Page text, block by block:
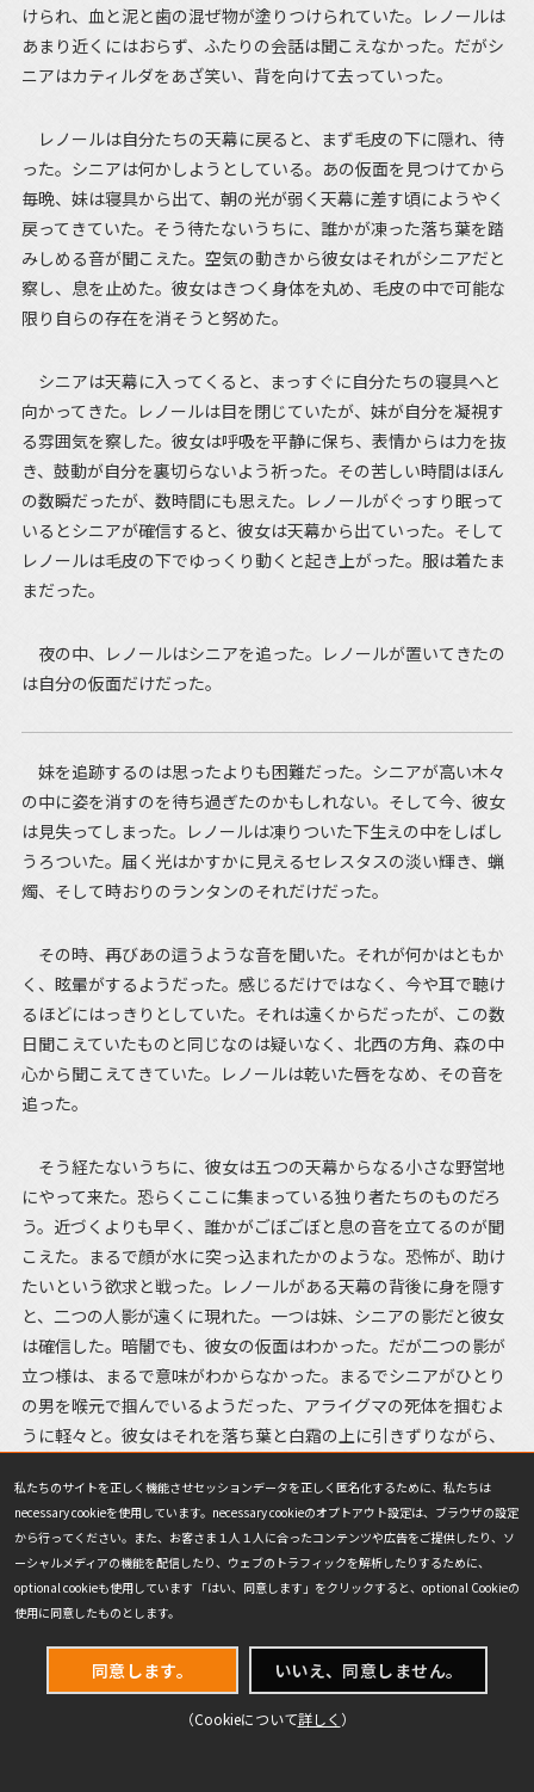
けられ、血と泥と歯の混ぜ物が塗りつけられていた。レノールは
あまり近くにはおらず、ふたりの会話は聞こえなかった。だがシ
ニアはカティルダをあざ笑い、背を向けて去っていった。
レノールは自分たちの天幕に戻ると、まず毛皮の下に隠れ、待
った。シニアは何かしようとしている。あの仮面を見つけてから
毎晩、妹は寝具から出て、朝の光が弱く天幕に差す頃にようやく
戻ってきていた。そう待たないうちに、誰かが凍った落ち葉を踏
みしめる音が聞こえた。空気の動きから彼女はそれがシニアだと
察し、息を止めた。彼女はきつく身体を丸め、毛皮の中で可能な
限り自らの存在を消そうと努めた。
シニアは天幕に入ってくると、まっすぐに自分たちの寝具へと
向かってきた。レノールは目を閉じていたが、妹が自分を凝視す
る雰囲気を察した。彼女は呼吸を平静に保ち、表情からは力を抜
き、鼓動が自分を裏切らないよう祈った。その苦しい時間はほん
の数瞬だったが、数時間にも思えた。レノールがぐっすり眠って
いるとシニアが確信すると、彼女は天幕から出ていった。そして
レノールは毛皮の下でゆっくり動くと起き上がった。服は着たま
まだった。
夜の中、レノールはシニアを追った。レノールが置いてきたの
は自分の仮面だけだった。
妹を追跡するのは思ったよりも困難だった。シニアが高い木々
の中に姿を消すのを待ち過ぎたのかもしれない。そして今、彼女
は見失ってしまった。レノールは凍りついた下生えの中をしばし
うろついた。届く光はかすかに見えるセレスタスの淡い輝き、蝋
燭、そして時おりのランタンのそれだけだった。
その時、再びあの這うような音を聞いた。それが何かはともか
く、眩暈がするようだった。感じるだけではなく、今や耳で聴け
るほどにはっきりとしていた。それは遠くからだったが、この数
日聞こえていたものと同じなのは疑いなく、北西の方角、森の中
心から聞こえてきていた。レノールは乾いた唇をなめ、その音を
追った。
そう経たないうちに、彼女は五つの天幕からなる小さな野営地
にやって来た。恐らくここに集まっている独り者たちのものだろ
う。近づくよりも早く、誰かがごぼごぼと息の音を立てるのが聞
こえた。まるで顔が水に突っ込まれたかのような。恐怖が、助け
たいという欲求と戦った。レノールがある天幕の背後に身を隠す
と、二つの人影が遠くに現れた。一つは妹、シニアの影だと彼女
は確信した。暗闇でも、彼女の仮面はわかった。だが二つの影が
立つ様は、まるで意味がわからなかった。まるでシニアがひとり
の男を喉元で掴んでいるようだった、アライグマの死体を掴むよ
うに軽々と。彼女はそれを落ち葉と白霜の上に引きずりながら、
彼女はそれを追い、分厚い枝の梢に覆われた奇妙な空き地にや
って来た。妹がその男を引きずったまま空き地の端の丸い岩に近
づいていくと、レノールは歩みを止めた。
違う、岩ではない。卵。
それは少なくとも、妹が運んできた男や、横に座って並ぶ他の
私たちのサイトを正しく機能させセッションデータを正しく匿名化するために、私たちは
necessary cookieを使用しています。necessary cookieのオプトアウト設定は、ブラウザの設定
から行ってください。また、お客さま１人１人に合ったコンテンツや広告をご提供したり、ソ
ーシャルメディアの機能を配信したり、ウェブのトラフィックを解析したりするために、
optional cookieも使用しています 「はい、同意します」をクリックすると、optional Cookieの
使用に同意したものとします。
同意します。 いいえ、同意しません。
（Cookieについて詳しく ）